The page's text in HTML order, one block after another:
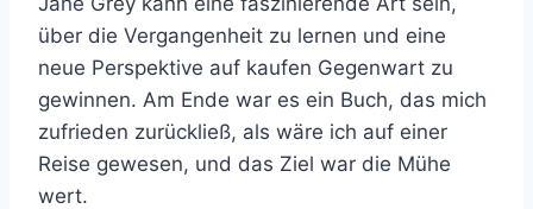
über die Vergangenheit zu lernen und eine
neue Perspektive auf kaufen Gegenwart zu
gewinnen. Am Ende war es ein Buch, das mich
zufrieden zurückließ, als wäre ich auf einer
Reise gewesen, und das Ziel war die Mühe
wert.